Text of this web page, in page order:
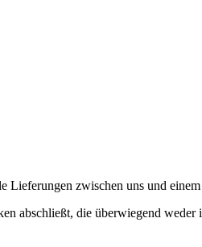
zwischen uns und
abschließt, die überwiegend